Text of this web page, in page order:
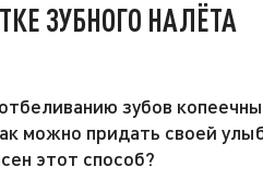
ЗУБНОГО НАЛЁТА
зубов
можно придать своей
этот способ?